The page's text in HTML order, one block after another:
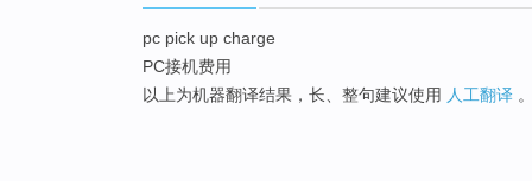
pc pick up charge
PC接机费用
以上为机器翻译结果，长、整句建议使用 人工翻译